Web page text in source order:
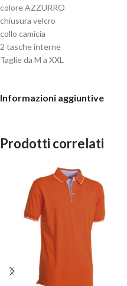
colore AZZURRO
chiusura velcro
collo camicia
2 tasche interne
Taglie da M a XXL
Informazioni aggiuntive
Prodotti correlati